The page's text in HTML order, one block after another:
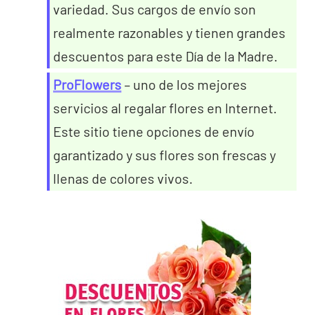
variedad. Sus cargos de envío son
realmente razonables y tienen grandes
descuentos para este Día de la Madre.
ProFlowers– uno de los mejores
servicios al regalar flores en Internet.
Este sitio tiene opciones de envío
garantizado y sus flores son frescas y
llenas de colores vivos.